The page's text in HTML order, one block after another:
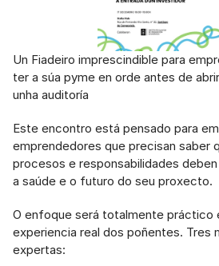
Un Fiadeiro imprescindible para
ter a súa pyme en orde antes de
unha auditoría
Este encontro está pensado para
emprendedores que precisan saber
procesos e responsabilidades
a saúde e o futuro do seu proxecto.
O enfoque será totalmente práctico
experiencia real dos poñentes. Tres
expertas: